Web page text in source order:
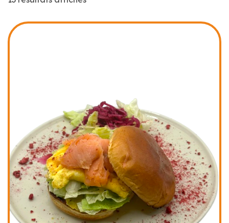
Kids